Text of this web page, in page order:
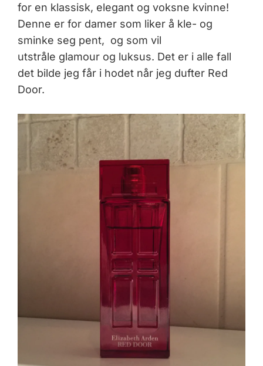
for en klassisk, elegant og voksne kvinne!
Denne er for damer som liker å kle- og
sminke seg pent, og som vil
utstråle glamour og luksus. Det er i alle fall
det bilde jeg får i hodet når jeg dufter Red
Door.